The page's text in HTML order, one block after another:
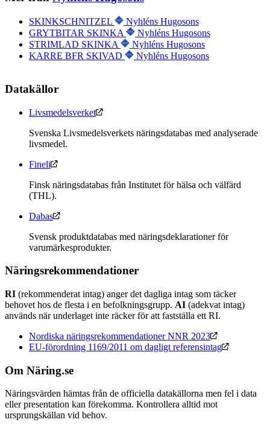
SKINKSCHNITZEL
Nyhléns Hugosons
GRYTBITAR SKINKA
Nyhléns Hugosons
STRIMLAD SKINKA
Nyhléns Hugosons
KARRE BFR SKIVAD
Nyhléns Hugosons
Datakällor
Livsmedelsverket
Svenska Livsmedelsverkets näringsdatabas med analyserade
livsmedel.
Fineli
Finsk näringsdatabas från Institutet för hälsa och välfärd
(THL).
Dabas
Svensk produktdatabas med näringsdeklarationer för
varumärkesprodukter.
Näringsrekommendationer
RI (rekommenderat intag) anger det dagliga intag som täcker
behovet hos de flesta i en befolkningsgrupp. AI (adekvat intag)
används när underlaget inte räcker för att fastställa ett RI.
Nordiska näringsrekommendationer NNR 2023
EU-förordning 1169/2011 om dagligt referensintag
Om Näring.se
Näringsvärden hämtas från de officiella datakällorna men fel i data
eller presentation kan förekomma. Kontrollera alltid mot
ursprungskällan vid behov.